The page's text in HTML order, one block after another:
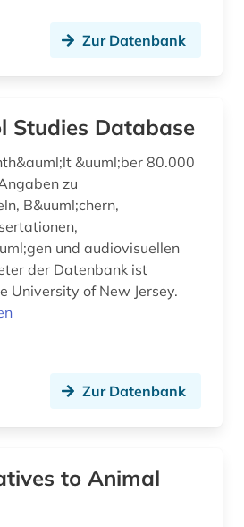
discovery service (1)
dissertationen (1)
(1)
dokumentenserver (3)
Zur Datenbank
Studies Database
&uuml;ber 80.000
zu
B&uuml;chern,
und audiovisuellen
der Datenbank ist
University of New Jersey.
Zur Datenbank
to Animal